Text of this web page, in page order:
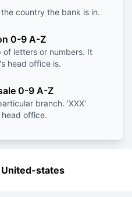
country the bank is in.
0-9 A-Z
of letters or numbers. It
head office is.
0-9 A-Z
branch. 'XXX'
head office.
states